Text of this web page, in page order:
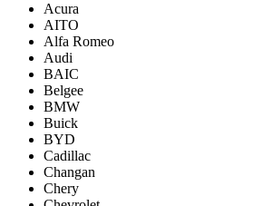
Acura
AITO
Alfa Romeo
Audi
BAIC
Belgee
BMW
Buick
BYD
Cadillac
Changan
Chery